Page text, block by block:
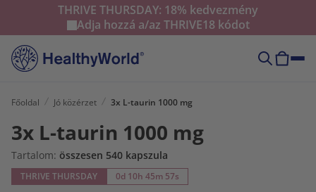
THRIVE THURSDAY: 18% kedvezmény
Adja hozzá a/az THRIVE18 kódot
Főoldal Jó közérzet 3x L-taurin 1000 mg
3x L-taurin 1000 mg
Tartalom: összesen 540 kapszula
THRIVE THURSDAY 0d 10h 45m 56s